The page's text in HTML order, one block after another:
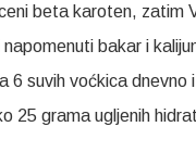
beta karoten, zatim
bakar i
suvih voćkica dnevno
25 grama ugljenih